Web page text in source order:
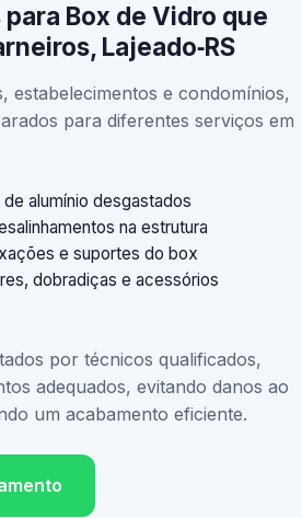
Box de Vidro que
Lajeado‑RS
estabelecimentos e condomínios,
para diferentes serviços em
alumínio desgastados
na estrutura
e suportes do box
dobradiças e acessórios
por técnicos qualificados,
adequados, evitando danos ao
um acabamento eficiente.